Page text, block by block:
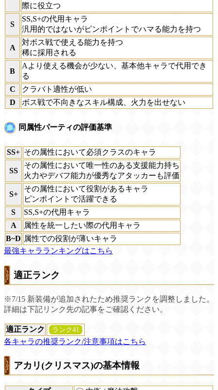
際に役立つ
S
SS,S+の代用キャラ
汎用的ではないがピンポイントでハマる能力を持つ
A
対ボス戦で使える能力を持つ
稀に採用される
B
Aより使える機会が少ない、基本他キャラで代用でき
る
C
クラバト適性が低い
D
ボス戦で不向きなスキル構成、火力を出せない
同属性パーティの評価基準
SS+ その属性において必須クラスのキャラ
SS
その属性において唯一性のある支援能力持ち
火力やデバフ能力が優秀なアタッカーも評価
S+
その属性において役割があるキャラ
ピンポイントで活躍できる
S
SS,S+の代用キャラ
A
属性を統一したい際の代用キャラ
B~D 属性での役割が薄いキャラ
最強キャラランキングはこちら
適正ランク
※7/15 新装備が追加されたため推奨ランクを調整しました。
詳細は下記リンク先の記事をご確認ください。
適正ランク ランク41
各キャラの推奨ランク/注意事項はこちら
アカリ(クリスマス)の基本情報